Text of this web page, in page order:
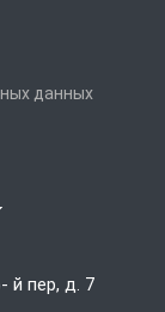
данных
й пер, д. 7